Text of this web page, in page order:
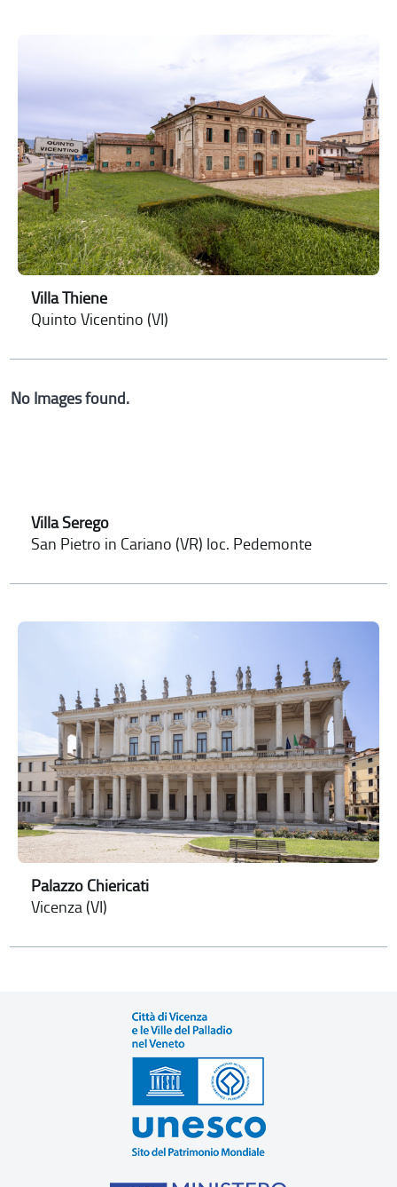
Villa Thiene
Quinto Vicentino (VI)
No Images found.
Villa Serego
San Pietro in Cariano (VR) loc. Pedemonte
Palazzo Chiericati
Vicenza (VI)